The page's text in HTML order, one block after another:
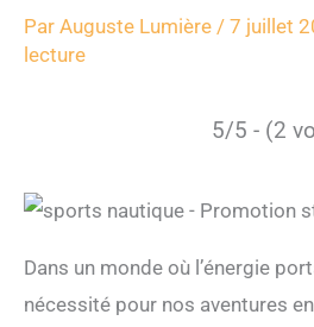
Par Auguste Lumière / 7 juillet
lecture
5/5 - (2
Dans un monde où l’énergie
nécessité pour nos aventures